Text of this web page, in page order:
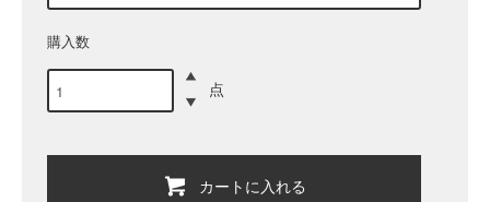
購入数
点
カートに入れる